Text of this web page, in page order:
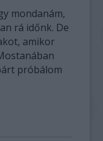
mondanám,
rá időnk. De
amikor
próbálom